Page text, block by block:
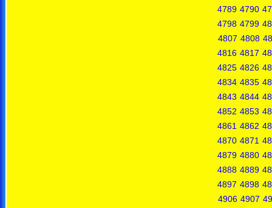
4789 4790
4798 4799
4807 4808
4816 4817
4825 4826
4834 4835
4843 4844
4852 4853
4861 4862
4870 4871
4879 4880
4888 4889
4897 4898
4906 4907